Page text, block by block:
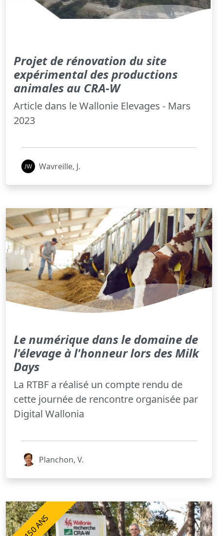
Projet de rénovation du site
expérimental des productions
animales au CRA-W
Article dans le Wallonie Elevages - Mars
2023
Wavreille, J.
Le numérique dans le domaine de
l'élevage à l'honneur lors des Milk
Days
La RTBF a réalisé un compte rendu de
cette journée de rencontre organisée par
Digital Wallonia
Planchon, V.
150 ANS